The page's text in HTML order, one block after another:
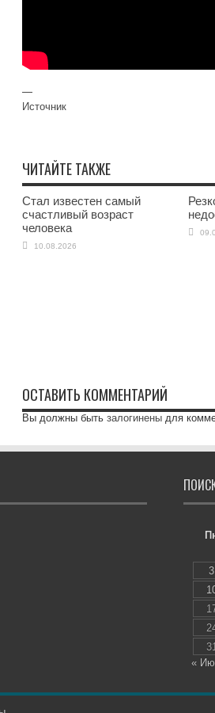
—
Источник
ЧИТАЙТЕ ТАКЖЕ
Стал известен самый
счастливый возраст
человека
10.08.2026
ОСТАВИТЬ КОММЕНТАРИЙ
Вы должны быть залогинены для
3
«